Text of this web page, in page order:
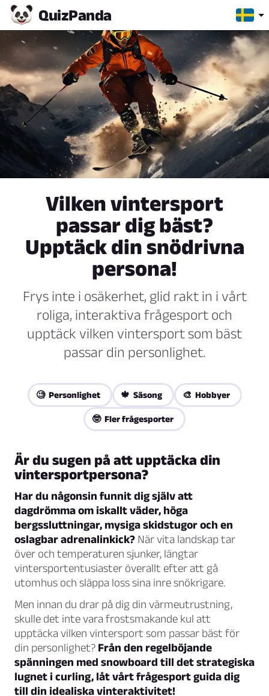
QuizPanda
Vilken vintersport
passar dig bäst?
Upptäck din snödrivna
persona!
Frys inte i osäkerhet, glid rakt in i vårt
roliga, interaktiva frågesport och
upptäck vilken vintersport som bäst
passar din personlighet.
🧐 Personlighet 🍁 Säsong 🎨 Hobbyer
🤓 Fler frågesporter
Är du sugen på att upptäcka din
vintersportpersona?
Har du någonsin funnit dig själv att
dagdrömma om iskallt väder, höga
bergssluttningar, mysiga skidstugor och en
oslagbar adrenalinkick? När vita landskap tar
över och temperaturen sjunker, längtar
vintersportentusiaster överallt efter att gå
utomhus och släppa loss sina inre snökrigare.
Men innan du drar på dig din värmeutrustning,
skulle det inte vara frostsmakande kul att
upptäcka vilken vintersport som passar bäst för
din personlighet? Från den regelböjande
spänningen med snowboard till det strategiska
lugnet i curling, låt vårt frågesport guida dig
till din idealiska vinteraktivitet!